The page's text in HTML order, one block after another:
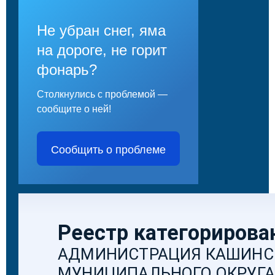
Не убран снег, яма
на дороге, не горит
фонарь?
Столкнулись с проблемой —
сообщите о ней!
Сообщить о проблеме